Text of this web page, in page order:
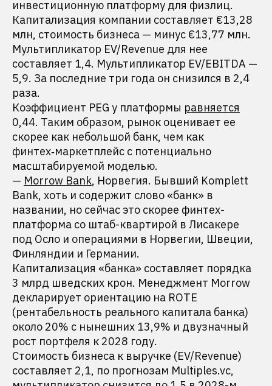
инвестиционную платформу для физлиц.
Капитализация компании составляет €13,28
млн, стоимость бизнеса — минус €13,77 млн.
Мультипликатор EV/Revenue для нее
составляет 1,4. Мультипликатор EV/EBITDA —
5,9. За последние три года он снизился в 2,4
раза.
Коэффициент PEG у платформы равняется
0,44. Таким образом, рынок оценивает ее
скорее как небольшой банк, чем как
финтех‑маркетплейс с потенциально
масштабируемой моделью.
— Morrow Bank, Норвегия. Бывший Komplett
Bank, хоть и содержит слово «банк» в
названии, но сейчас это скорее финтех-
платформа со штаб-квартирой в Лисакере
под Осло и операциями в Норвегии, Швеции,
Финляндии и Германии.
Капитализация «банка» составляет порядка
3 млрд шведских крон. Менеджмент Morrow
декларирует ориентацию на ROTE
(рентабельность реального капитала банка)
около 20% с нынешних 13,9% и двузначный
рост портфеля к 2028 году.
Стоимость бизнеса к выручке (EV/Revenue)
составляет 2,1, по прогнозам Multiples.vc,